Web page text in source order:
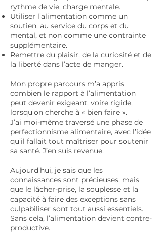
rythme de vie, charge mentale.
Utiliser l’alimentation comme un
soutien, au service du corps et du
mental, et non comme une contrainte
supplémentaire.
Remettre du plaisir, de la curiosité et de
la liberté dans l’acte de manger.
Mon propre parcours m’a appris
combien le rapport à l’alimentation
peut devenir exigeant, voire rigide,
lorsqu’on cherche à « bien faire ».
J’ai moi-même traversé une phase de
perfectionnisme alimentaire, avec l’idée
qu’il fallait tout maîtriser pour soutenir
sa santé. J’en suis revenue.
Aujourd’hui, je sais que les
connaissances sont précieuses, mais
que le lâcher-prise, la souplesse et la
capacité à faire des exceptions sans
culpabiliser sont tout aussi essentiels.
Sans cela, l’alimentation devient contre-
productive.